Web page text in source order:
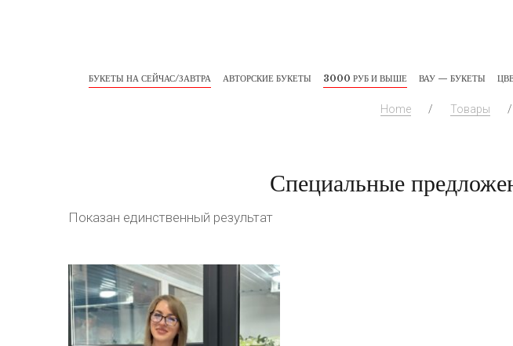
БУКЕТЫ НА СЕЙЧАС/ЗАВТРА АВТОРСКИЕ БУКЕТЫ 3000 РУБ И ВЫШЕ ВАУ — БУКЕТЫ
Home / Товары /
Специальные
Показан единственный результат